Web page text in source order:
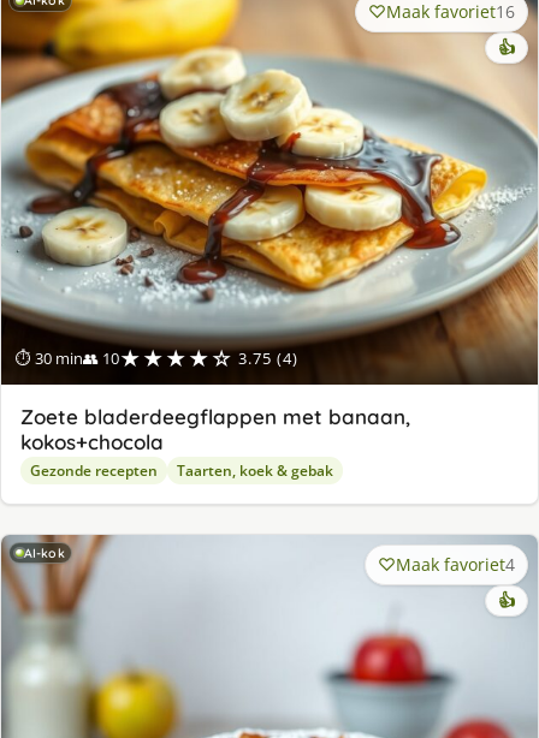
⏱ 30 min👥 10★★★★☆ 3.75 (4)
Maak favoriet16
👍
Zoete bladerdeegflappen met banaan,
kokos+chocola
Gezonde recepten Taarten, koek & gebak
AI-kok Maak favoriet4
👍